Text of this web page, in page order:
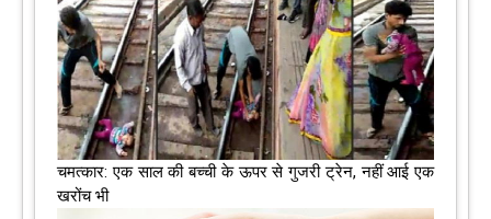
चमत्कार: एक साल की बच्ची के ऊपर से गुजरी ट्रेन, नहीं आई एक
खरोंच भी